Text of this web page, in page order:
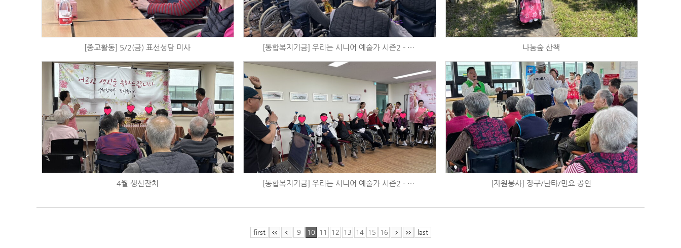
[종교활동] 5/2(금) 표선성당 미사 [통합복지기금] 우리는 시니어 예술가 시즌2 - 체육활동 (4/30) 나눔숲 산책
4월 생신잔치 [통합복지기금] 우리는 시니어 예술가 시즌2 - 음악활동 (4/17) [자원봉사] 장구/난타/민요 공연
first 9 10 11 12 13 14 15 16 last